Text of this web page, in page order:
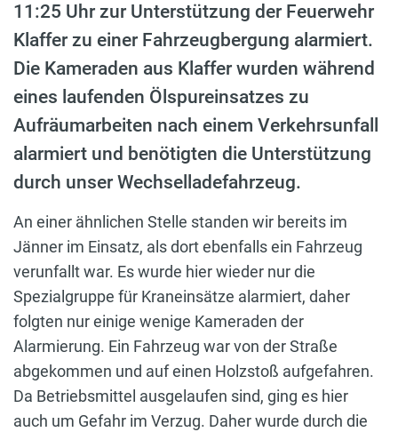
11:25 Uhr zur Unterstützung der Feuerwehr
Klaffer zu einer Fahrzeugbergung alarmiert.
Die Kameraden aus Klaffer wurden während
eines laufenden Ölspureinsatzes zu
Aufräumarbeiten nach einem Verkehrsunfall
alarmiert und benötigten die Unterstützung
durch unser Wechselladefahrzeug.
An einer ähnlichen Stelle standen wir bereits im
Jänner im Einsatz, als dort ebenfalls ein Fahrzeug
verunfallt war. Es wurde hier wieder nur die
Spezialgruppe für Kraneinsätze alarmiert, daher
folgten nur einige wenige Kameraden der
Alarmierung. Ein Fahrzeug war von der Straße
abgekommen und auf einen Holzstoß aufgefahren.
Da Betriebsmittel ausgelaufen sind, ging es hier
auch um Gefahr im Verzug. Daher wurde durch die